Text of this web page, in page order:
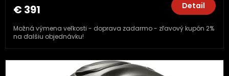
€ 391 Detail
Možná výmena veľkosti - doprava zadarmo - zľavový kupón 2%
na ďalšiu objednávku!